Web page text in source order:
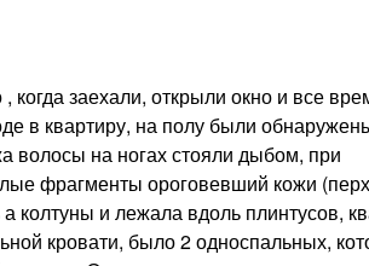
когда заехали, открыли окно и все
в квартиру, на полу были
волосы на ногах стояли дыбом, при
фрагменты ороговевший кожи
и лежала вдоль плинтусов,
кровати, было 2 односпальных,